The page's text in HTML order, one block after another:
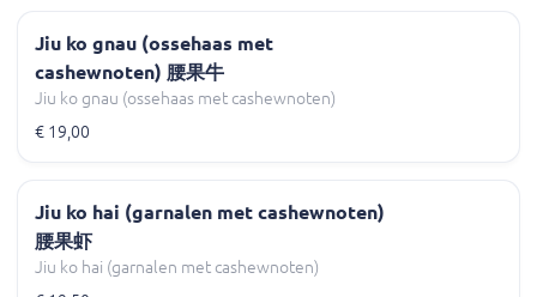
Jiu ko gnau (ossehaas met
cashewnoten) 腰果牛
Jiu ko gnau (ossehaas met cashewnoten)
€ 19,00
Jiu ko hai (garnalen met cashewnoten)
腰果虾
Jiu ko hai (garnalen met cashewnoten)